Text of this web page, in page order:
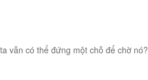
vẫn có thể đứng một chỗ để chờ nó?